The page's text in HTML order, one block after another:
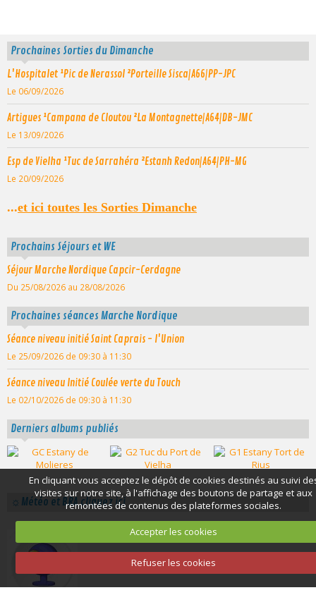
Prochaines Sorties du Dimanche
L'Hospitalet ¹Pic de Nerassol ²Porteille Sisca|A66|PP-JPC
Le 06/09/2026
Artigues ¹Campana de Cloutou ²La Montagnette|A64|DB-JMC
Le 13/09/2026
Esp de Vielha ¹Tuc de Sarrahéra ²Estanh Redon|A64|PH-MG
Le 20/09/2026
...et ici toutes les Sorties Dimanche
Prochains Séjours et WE
Séjour Marche Nordique Capcir-Cerdagne
Du 25/08/2026 au 28/08/2026
Prochaines séances Marche Nordique
Séance niveau initié Saint Caprais - l'Union
Le 25/09/2026 de 09:30 à 11:30
Séance niveau Initié Coulée verte du Touch
Le 02/10/2026 de 09:30 à 11:30
Derniers albums publiés
☼Météo et BRA cliquez ici
WEBCAMS
En cliquant vous acceptez le dépôt de cookies destinés au suivi
visites sur notre site, à l'affichage des boutons de partage et aux
remontées de contenus des plateformes sociales.
Accepter les cookies
Refuser les cookies